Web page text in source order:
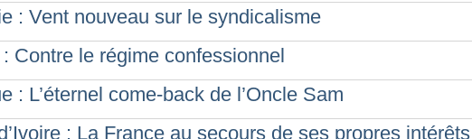
: Vent nouveau sur le syndicalisme
Contre le régime confessionnel
: L’éternel come-back de l’Oncle Sam
: La France au secours de ses propres intérêts